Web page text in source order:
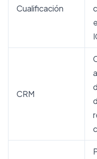
Cualificación
CRM